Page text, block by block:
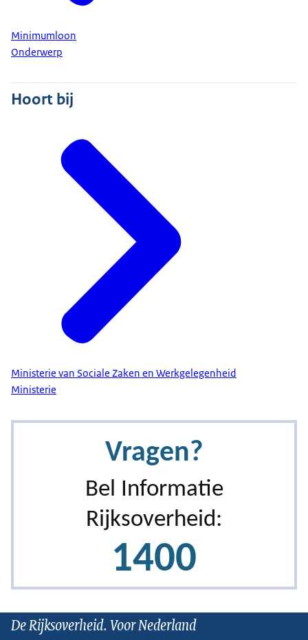
Minimumloon
Onderwerp
Hoort bij
Ministerie van Sociale Zaken en Werkgelegenheid
Ministerie
De Rijksoverheid. Voor Nederland